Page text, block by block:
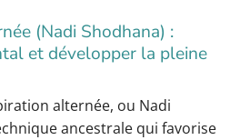
(Nadi Shodhana) :
et développer la pleine
alternée, ou Nadi
ancestrale qui favorise